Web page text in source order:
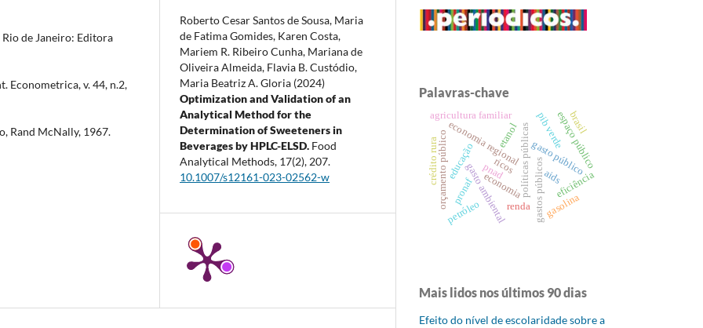
de Janeiro: Editora
Econometrica, v. 44, n.2,
Rand McNally, 1967.
Roberto Cesar Santos de Sousa, Maria
de Fatima Gomides, Karen Costa,
Mariem R. Ribeiro Cunha, Mariana de
Oliveira Almeida, Flavia B. Custódio,
Maria Beatriz A. Gloria (2024)
Optimization and Validation of an
Analytical Method for the
Determination of Sweeteners in
Beverages by HPLC-ELSD. Food
Analytical Methods, 17(2), 207.
10.1007/s12161-023-02562-w
Palavras-chave
economiapolíticas públicas
economia regional
aids
gasto público
gasto ambiental eficiência
gastos públicos
educação
agricultura familiar
pronaf
orçamento público espaço público
crédito rura
pib verde
etanol
petróleo gasolina
ricos
renda
pnad
brasil
Mais lidos nos últimos 90 dias
Efeito do nível de escolaridade sobre a